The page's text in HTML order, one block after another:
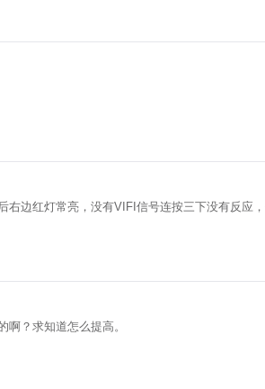
边红灯常亮，没有VIFI信号连按三下没有反应
？求知道怎么提高。